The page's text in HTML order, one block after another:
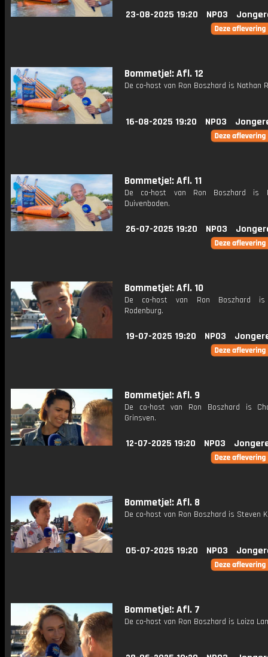
23-08-2025 19:20 NPO3
Bommetje!: Afl. 12
De co-host van Ron Boszhard is Nathan
16-08-2025 19:20 NPO3
Bommetje!: Afl. 11
De co-host van Ron Boszhard is
Duivenboden.
26-07-2025 19:20 NPO3
Bommetje!: Afl. 10
De co-host van Ron Boszhard is
Rodenburg.
19-07-2025 19:20 NPO3
Bommetje!: Afl. 9
De co-host van Ron Boszhard is
Grinsven.
12-07-2025 19:20 NPO3
Bommetje!: Afl. 8
De co-host van Ron Boszhard is Steven
05-07-2025 19:20 NPO3
Bommetje!: Afl. 7
De co-host van Ron Boszhard is Loiza